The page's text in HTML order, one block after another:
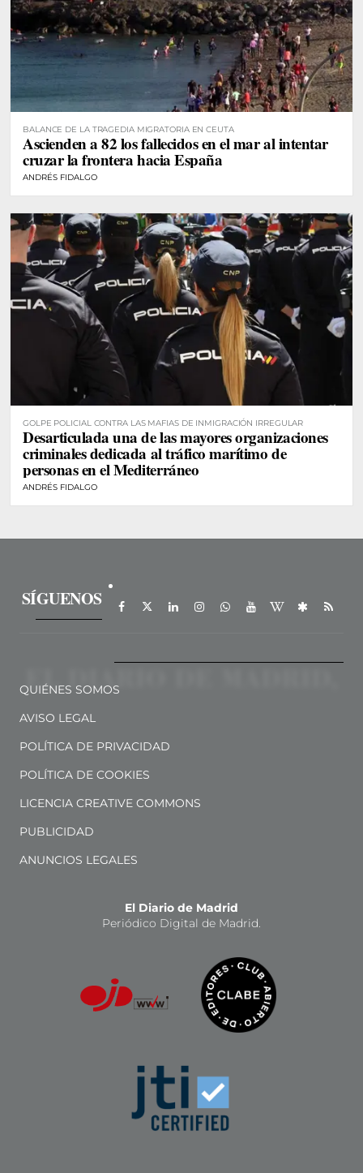
BALANCE DE LA TRAGEDIA MIGRATORIA EN CEUTA
Ascienden a 82 los fallecidos en el mar al intentar
cruzar la frontera hacia España
ANDRÉS FIDALGO
GOLPE POLICIAL CONTRA LAS MAFIAS DE INMIGRACIÓN IRREGULAR
Desarticulada una de las mayores organizaciones
criminales dedicada al tráfico marítimo de
personas en el Mediterráneo
ANDRÉS FIDALGO
SÍGUENOS
QUIÉNES SOMOS
AVISO LEGAL
POLÍTICA DE PRIVACIDAD
POLÍTICA DE COOKIES
LICENCIA CREATIVE COMMONS
PUBLICIDAD
ANUNCIOS LEGALES
El Diario de Madrid
Periódico Digital de Madrid.